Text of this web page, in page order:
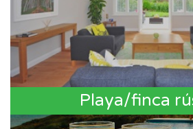
Playa/finca